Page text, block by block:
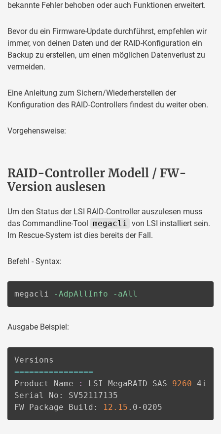
bekannte Fehler behoben oder auch Funktionen erweitert.
Bevor du ein Firmware-Update durchführst, empfehlen wir
immer, von deinen Daten und der RAID-Konfiguration ein
Backup zu erstellen, um einen möglichen Datenverlust zu
vermeiden.
Eine Anleitung zum Sichern/Wiederherstellen der
Konfiguration des RAID-Controllers findest du weiter oben.
Vorgehensweise:
RAID-Controller Modell / FW-
Version auslesen
Um den Status der LSI RAID-Controller auszulesen muss
das Commandline-Tool megacli von LSI installiert sein.
Im Rescue-System ist dies bereits der Fall.
Befehl - Syntax:
megacli -AdpAllInfo -aAll
Ausgabe Beispiel:
================
Product Name
: LSI MegaRAID SAS 9260-4i
Serial No: SV52117135
FW Package Build:
12.15 .0-0205